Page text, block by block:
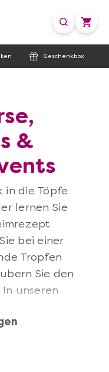
Geschenkbox
&
in die Töpfe
lernen Sie
bei einer
Tropfen
Sie den
unseren
Whisky-